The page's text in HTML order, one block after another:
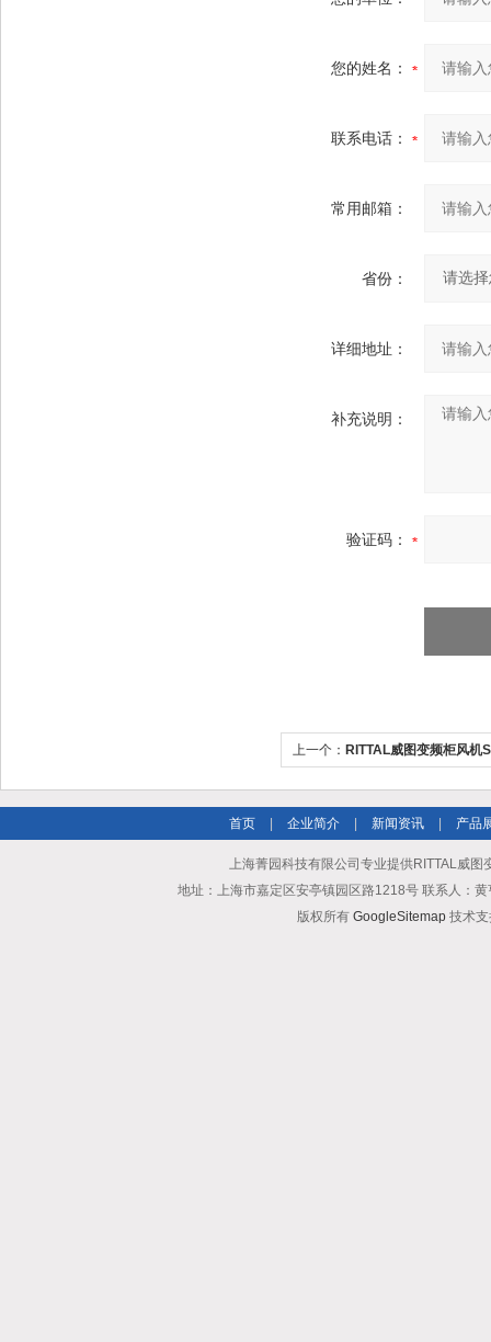
您的姓名：
联系电话：
常用邮箱：
省份：
详细地址：
补充说明：
验证码：
上一个： RITTAL威图变频柜风机
首页 企业简介 新闻资讯 产品
上海菁园科技有限公司专业提供RITTAL威
地址：上海市嘉定区安亭镇园区路1218号 联系人：
版权所有 GoogleSitemap技术支